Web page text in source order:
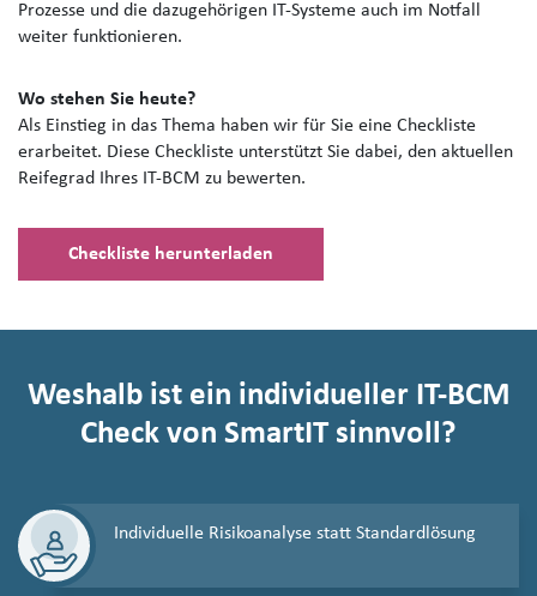
Prozesse und die dazugehörigen IT-Systeme auch im Notfall
weiter funktionieren.
Wo stehen Sie heute?
Als Einstieg in das Thema haben wir für Sie eine Checkliste
erarbeitet. Diese Checkliste unterstützt Sie dabei, den aktuellen
Reifegrad Ihres IT-BCM zu bewerten.
Checkliste herunterladen
Weshalb ist ein individueller IT-BCM
Check von SmartIT sinnvoll?
Individuelle Risikoanalyse statt Standardlösung